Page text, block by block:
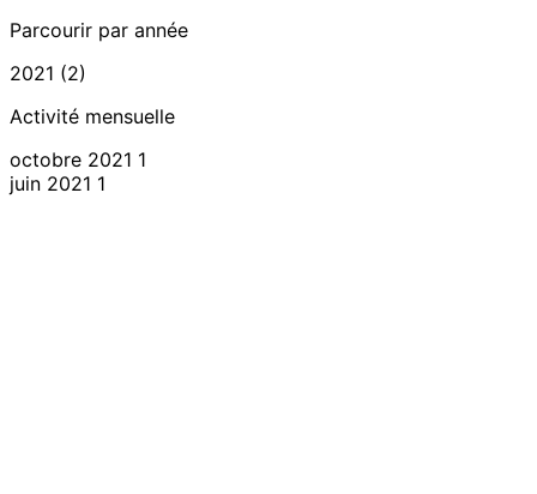
Parcourir par année
2021 (2)
Activité mensuelle
octobre 2021 1
juin 2021 1